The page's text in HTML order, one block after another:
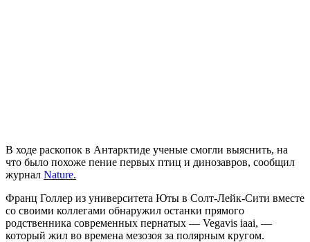
В ходе раскопок в Антарктиде ученые смогли выяснить, на
что было похоже пение первых птиц и динозавров, сообщил
журнал Nature.
Франц Голлер из университета Юты в Солт-Лейк-Сити вместе
со своими коллегами обнаружил останки прямого
родственника современных пернатых — Vegavis iaai, —
который жил во времена мезозоя за полярным кругом.